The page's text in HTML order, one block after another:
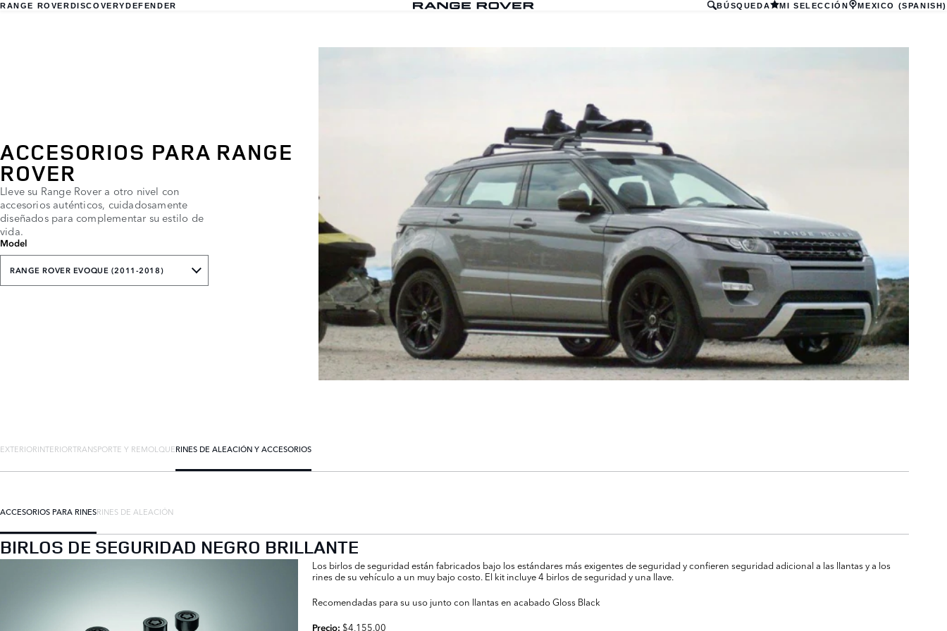
RANGE ROVERDISCOVERYDEFENDER BÚSQUEDA MI SELECCIÓN MEXICO (SPANISH)
ACCESORIOS PARA RANGE
ROVER
Lleve su Range Rover a otro nivel con
accesorios auténticos, cuidadosamente
diseñados para complementar su estilo de
vida.
Model
RANGE ROVER EVOQUE (2011-2018)
EXTERIORINTERIORTRANSPORTE Y REMOLQUERINES DE ALEACIÓN Y ACCESORIOS
ACCESORIOS PARA RINESRINES DE ALEACIÓN
BIRLOS DE SEGURIDAD NEGRO BRILLANTE
Los birlos de seguridad están fabricados bajo los estándares más exigentes de seguridad y confieren seguridad adicional a las llantas y a los
rines de su vehículo a un muy bajo costo. El kit incluye 4 birlos de seguridad y una llave.
Recomendadas para su uso junto con llantas en acabado Gloss Black
Precio: $4,155.00